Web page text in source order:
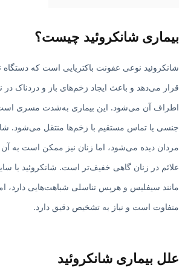
بیماری شانکروئید چیست؟
شانکروئید نوعی عفونت باکتریایی است که دستگاه
قرار می‌دهد و باعث ایجاد زخم‌های باز و دردناک در
اطراف آن می‌شود. این بیماری به‌شدت مسری
جنسی یا تماس مستقیم با زخم‌ها منتقل می‌شود.
مردان دیده می‌شود، اما زنان نیز ممکن است به آن
علائم در زنان گاهی خفیف‌تر است. شانکروئید با
مانند سیفلیس و هرپس تناسلی شباهت‌هایی دارد،
متفاوت است و نیاز به تشخیص دقیق دارد.
علل بیماری شانکروئید